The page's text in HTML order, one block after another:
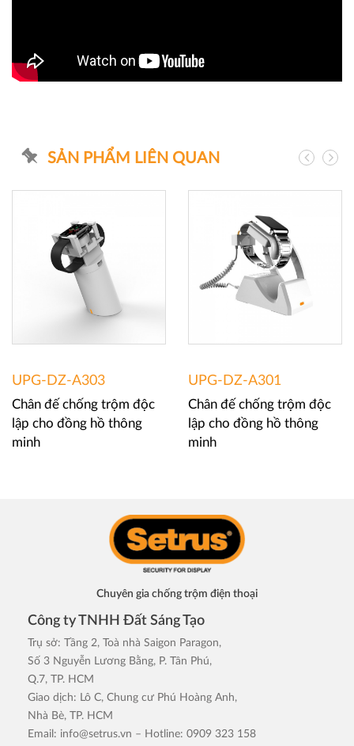
SẢN PHẨM LIÊN QUAN
UPG-DZ-A303
Chân đế chống trộm độc
lập cho đồng hồ thông
minh
UPG-DZ-A301
Chân đế chống trộm độc
lập cho đồng hồ thông
minh
Chuyên gia chống trộm điện thoại
Công ty TNHH Đất Sáng Tạo
Trụ sở: Tầng 2, Toà nhà Saigon Paragon,
Số 3 Nguyễn Lương Bằng, P. Tân Phú,
Q.7, TP. HCM
Giao dịch: Lô C, Chung cư Phú Hoàng Anh,
Nhà Bè, TP. HCM
Email: info@setrus.vn – Hotline: 0909 323 158